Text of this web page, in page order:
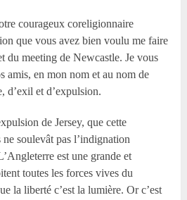
courageux coreligionnaire
que vous avez bien voulu me faire
du meeting de Newcastle. Je vous
amis, en mon nom et au nom de
d’exil et d’expulsion.
de Jersey, que cette
soulevât pas l’indignation
est une grande et
toutes les forces vives du
la liberté c’est la lumière. Or c’est